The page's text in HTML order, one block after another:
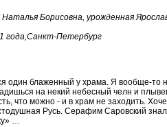
Борисовна, урожденная
года,Санкт-Петербург
один блаженный у храма. Я вообще-то
на некий небесный челн и
что можно - и в храм не заходить.
Русь. Серафим Саровский
…